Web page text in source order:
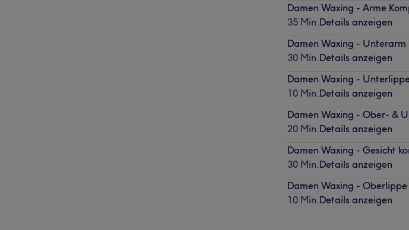
Damen Waxing - Arme
35 Min.Details anzeigen
Damen Waxing - Unterarm
30 Min.Details anzeigen
Damen Waxing -
10 Min.Details anzeigen
Damen Waxing - Ober- &
20 Min.Details anzeigen
Damen Waxing - Gesicht
30 Min.Details anzeigen
Damen Waxing - Oberlippe
10 Min.Details anzeigen